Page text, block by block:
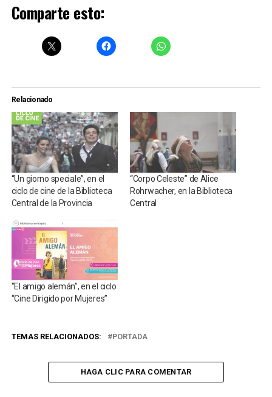
Comparte esto:
Relacionado
“Un giorno speciale”, en el
ciclo de cine de la Biblioteca
Central de la Provincia
“Corpo Celeste” de Alice
Rohrwacher, en la Biblioteca
Central
“El amigo alemán”, en el ciclo
“Cine Dirigido por Mujeres”
TEMAS RELACIONADOS: PORTADA
HAGA CLIC PARA COMENTAR